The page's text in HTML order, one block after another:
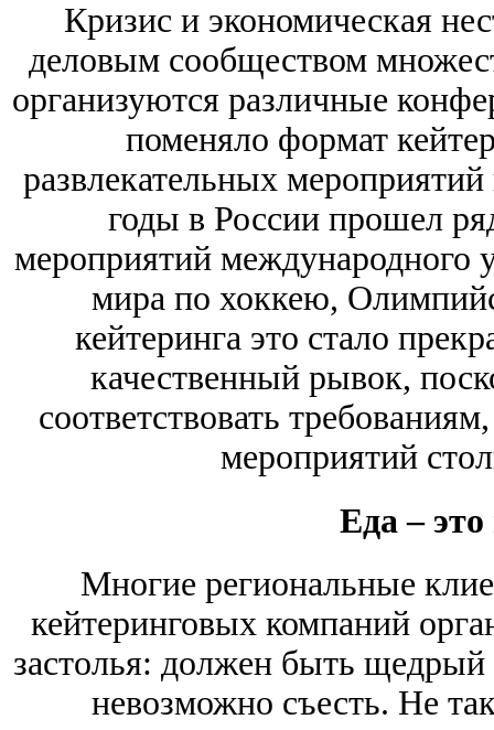
Кризис и экономическая
деловым сообществом
организуются различные
поменяло формат
развлекательных
годы в России прошел
мероприятий
мира по хоккею,
кейтеринга это стало
качественный рывок,
соответствовать
мероприятий
Еда – это
Многие региональные
кейтеринговых компаний
застолья: должен быть щедрый
невозможно съесть. Не